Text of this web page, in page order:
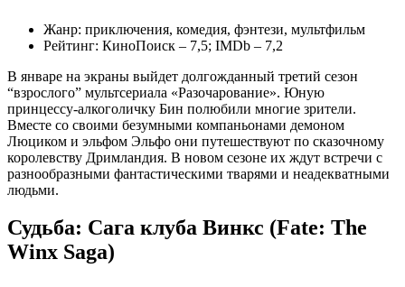
Жанр: приключения, комедия, фэнтези, мультфильм
Рейтинг: КиноПоиск – 7,5; IMDb – 7,2
В январе на экраны выйдет долгожданный третий сезон
“взрослого” мультсериала «Разочарование». Юную
принцессу-алкоголичку Бин полюбили многие зрители.
Вместе со своими безумными компаньонами демоном
Люциком и эльфом Эльфо они путешествуют по сказочному
королевству Дримландия. В новом сезоне их ждут встречи с
разнообразными фантастическими тварями и неадекватными
людьми.
Судьба: Сага клуба Винкс (Fate: The
Winx Saga)